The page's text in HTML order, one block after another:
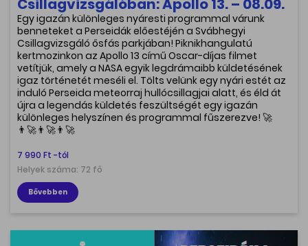
Csillagvizsgálóban: Apollo 13. – 08.09.
Egy igazán különleges nyáresti programmal várunk
benneteket a Perseidák előestéjén a Svábhegyi
Csillagvizsgáló ősfás parkjában! Piknikhangulatú
kertmozinkon az Apollo 13 című Oscar-díjas filmet
vetítjük, amely a NASA egyik legdrámaibb küldetésének
igaz történetét meséli el. Tölts velünk egy nyári estét az
induló Perseida meteorraj hullócsillagjai alatt, és éld át
újra a legendás küldetés feszültségét egy igazán
különleges helyszínen és programmal fűszerezve! 🚀
👨‍🚀👨‍🚀👨‍🚀
7 990 Ft -tól
Helyek száma: 72 fő
Bővebben